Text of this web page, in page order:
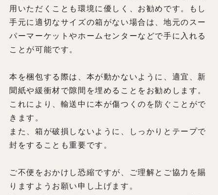
用いただくことも環境に優しく、お勧めです。もし
手元に適切なサイズの箱がない場合は、地元のスー
パーマーケットやホームセンターなどで手に入れる
ことが可能です。
本を梱包する際は、本が動かないように、適宜、新
聞紙や緩衝材で隙間を埋めることをお勧めします。
これにより、輸送中に本が傷つくのを防ぐことがで
きます。
また、箱が破損しないように、しっかりとテープで
封をすることも重要です。
ご不便をおかけし恐縮ですが、ご理解とご協力を賜
りますようお願い申し上げます。